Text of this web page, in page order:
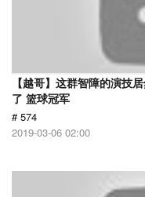
【越哥】这群智障的演技
了 篮球冠军
# 574
2019-03-06 02:00